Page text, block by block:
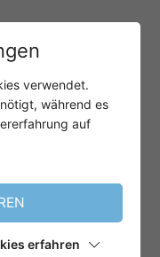
Für Sie vorgestellt
verwendet.
während es
auf
erfahren